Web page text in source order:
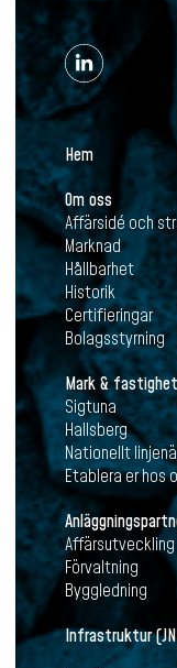
Hem
Om oss
Affärsidé och
Marknad
Hållbarhet
Historik
Certifieringar
Bolagsstyrning
Mark &
Sigtuna
Hallsberg
Nationellt
Etablera er hos
Affärsutveckling
Förvaltning
Byggledning
Infrastruktur